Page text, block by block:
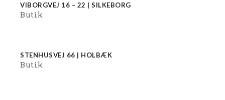
VIBORGVEJ 16 – 22 | SILKEBORG
Butik
STENHUSVEJ 66 | HOLBÆK
Butik